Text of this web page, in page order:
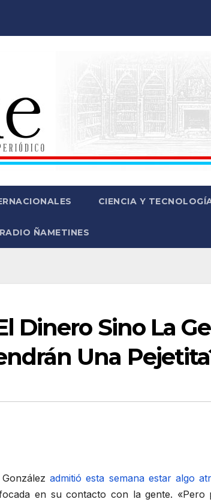
CIENCIA Y
RADIO ÑAMETINES
Dinero Sino La
Una
Gonzálezadmitió esta semana estar algo
en su contacto con la gente. «Pero